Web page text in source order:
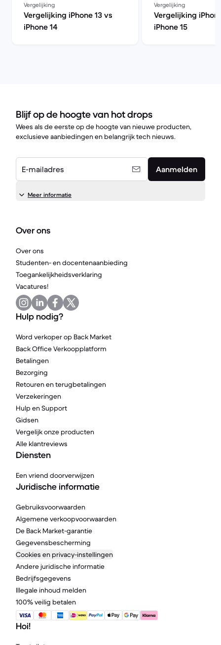
Vergelijking
Vergelijking iPhone 13 vs
iPhone 14
Vergelijking
Vergelijking
iPhone 15
Blijf op de hoogte van hot drops
Wees als de eerste op de hoogte van nieuwe producten,
exclusieve aanbiedingen en belangrijk tech nieuws.
E-mailadres Aanmelden
Meer informatie
Over ons
Over ons
Studenten- en docentenaanbieding
Toegankelijkheidsverklaring
Vacatures!
Hulp nodig?
Word verkoper op Back Market
Back Office Verkoopplatform
Betalingen
Bezorging
Retouren en terugbetalingen
Verzekeringen
Hulp en Support
Gidsen
Vergelijk onze producten
Alle klantreviews
Diensten
Een vriend doorverwijzen
Juridische informatie
Gebruiksvoorwaarden
Algemene verkoopvoorwaarden
De Back Market-garantie
Gegevensbescherming
Cookies en privacy-instellingen
Andere juridische informatie
Bedrijfsgegevens
Illegale inhoud melden
100% veilig betalen
Hoi!